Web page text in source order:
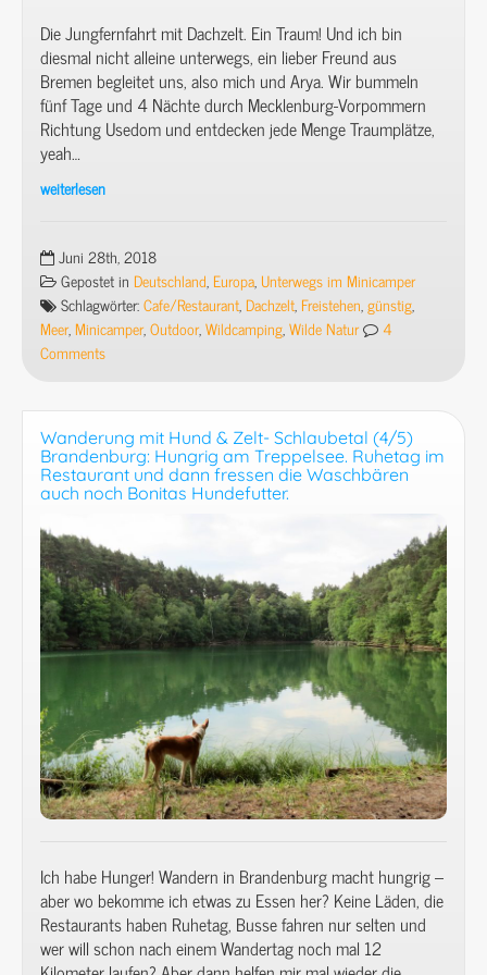
Die Jungfernfahrt mit Dachzelt. Ein Traum! Und ich bin
diesmal nicht alleine unterwegs, ein lieber Freund aus
Bremen begleitet uns, also mich und Arya. Wir bummeln
fünf Tage und 4 Nächte durch Mecklenburg-Vorpommern
Richtung Usedom und entdecken jede Menge Traumplätze,
yeah…
weiterlesen
&
Dachzelt
(1)
–
Richtung
Die
1000
jährige
Eiche
von
Ivenack,
eine
stürmische
Nacht
&
der
wilde
Hundestrand
von
Lubmin.
Juni 28th, 2018
Gepostet in Deutschland, Europa, Unterwegs im Minicamper
Schlagwörter:Cafe/Restaurant, Dachzelt, Freistehen,günstig,
Meer,Minicamper,Outdoor,Wildcamping,Wilde Natur
4
Comments
Wanderung mit Hund & Zelt- Schlaubetal (4/5)
Brandenburg: Hungrig am Treppelsee. Ruhetag im
Restaurant und dann fressen die Waschbären
auch noch Bonitas Hundefutter.
Ich habe Hunger! Wandern in Brandenburg macht hungrig –
aber wo bekomme ich etwas zu Essen her? Keine Läden, die
Restaurants haben Ruhetag, Busse fahren nur selten und
wer will schon nach einem Wandertag noch mal 12